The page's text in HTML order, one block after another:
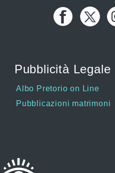
Pubblicità Legale
Albo Pretorio on Line
Pubblicazioni matrimoni